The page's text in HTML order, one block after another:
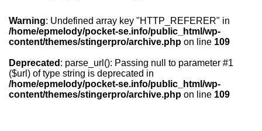
お問合せ
Warning: Undefined array key "HTTP_REFERER" in
/home/epmelody/pocket-se.info/public_html/wp-
content/themes/stingerpro/archive.php on line 109
Deprecated : parse_url(): Passing null to parameter #1
($url) of type string is deprecated in
/home/epmelody/pocket-se.info/public_html/wp-
content/themes/stingerpro/archive.php on line 109